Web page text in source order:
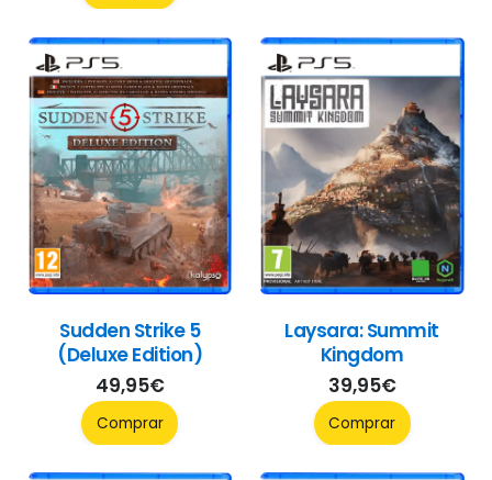
Sudden Strike 5
(Deluxe Edition)
49,95€
Comprar
Laysara: Summit
Kingdom
39,95€
Comprar